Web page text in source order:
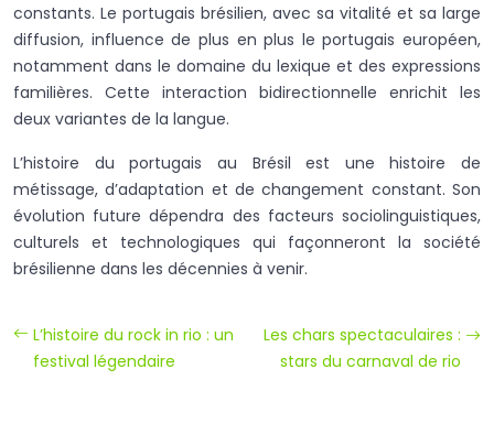
constants. Le portugais brésilien, avec sa vitalité et sa large
diffusion, influence de plus en plus le portugais européen,
notamment dans le domaine du lexique et des expressions
familières. Cette interaction bidirectionnelle enrichit les
deux variantes de la langue.
L’histoire du portugais au Brésil est une histoire de
métissage, d’adaptation et de changement constant. Son
évolution future dépendra des facteurs sociolinguistiques,
culturels et technologiques qui façonneront la société
brésilienne dans les décennies à venir.
L’histoire du rock in rio : un
festival légendaire
Les chars spectaculaires :
stars du carnaval de rio